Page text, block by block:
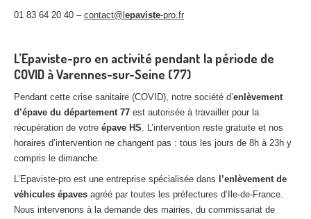
01 83 64 20 40 – contact@l epaviste-pro.fr
L’Epaviste-pro en activité pendant la période de
COVID àVarennes-sur-Seine (77)
Pendant cette crise sanitaire (COVID), notre société d’enlèvement
d’épave du département 77 est autorisée à travailler pour la
récupération de votre épave HS. L’intervention reste gratuite et nos
horaires d’intervention ne changent pas : tous les jours de 8h à 23h y
compris le dimanche.
L’Epaviste-pro est une entreprise spécialisée dans
l’enlèvement de
véhicules épaves agréé par toutes les préfectures d’Ile-de-France.
Nous intervenons à la demande des mairies, du commissariat de